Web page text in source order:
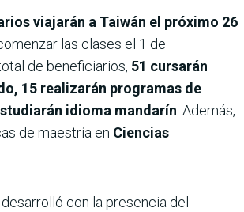
viajarán a Taiwán el próximo 26
las clases el 1 de
de beneficiarios, 51 cursarán
15 realizarán programas de
idioma mandarín. Además,
de maestría en Ciencias
con la presencia del